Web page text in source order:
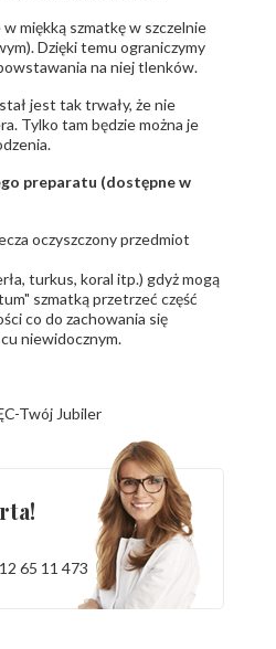
miękką szmatkę w szczelnie
Dzięki temu ograniczymy
na niej tlenków.
jest tak trwały, że nie
Tylko tam będzie można je
preparatu (dostępne w
oczyszczony przedmiot
turkus, koral itp.) gdyż mogą
szmatką przetrzeć część
co do zachowania się
niewidocznym.
Twój Jubiler
65 11 473